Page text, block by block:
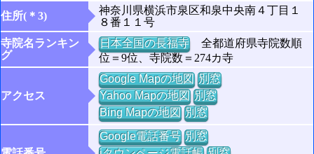
住所(＊3)
神奈川県横浜市泉区和泉中央南４丁目１
８番１１号
寺院名ランキン
グ
日本全国の長福寺全都道府県寺院数順
位＝9位、寺院数＝274カ寺
アクセス
Google Mapの地図 別窓
Yahoo Mapの地図 別窓
Bing Mapの地図 別窓
Google電話番号 別窓